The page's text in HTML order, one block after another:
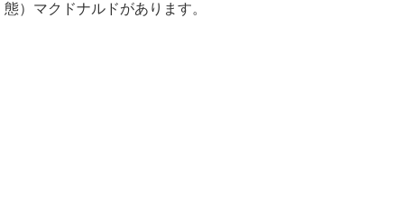
態）マクドナルドがあります。